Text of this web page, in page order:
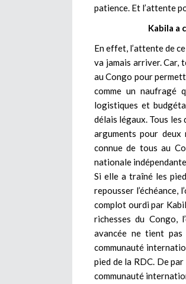
patience. Et l’attente
Kabila a
En effet, l’attente de
va jamais arriver. Car,
au Congo pour
comme un naufragé
logistiques et
délais légaux. Tous les
arguments pour
connue de tous au
nationale
Si elle a traîné les
repousser l’échéance,
complot ourdi par
richesses du Congo,
avancée ne tient
communauté
pied de la RDC. De
communauté